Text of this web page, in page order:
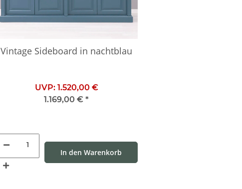
Vintage Sideboard in nachtblau
UVP: 1.520,00 €
1.169,00 € *
In den Warenkorb